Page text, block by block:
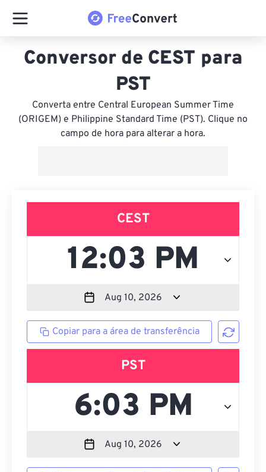
Conversor de CEST para
PST
Converta entre Central European Summer Time
(ORIGEM) e Philippine Standard Time (PST). Clique no
campo de hora para alterar a hora.
CEST
Copiar para a área de transferência
PST